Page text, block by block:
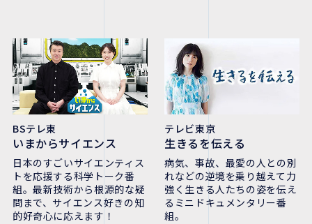
BSテレ東
いまからサイエンス
日本のすごいサイエンティス
トを応援する科学トーク番
組。最新技術から根源的な疑
問まで、サイエンス好きの知
的好奇心に応えます！
テレビ東京
生きるを伝える
病気、事故、最愛の人との別
れなどの逆境を乗り越えて力
強く生きる人たちの姿を伝え
るミニドキュメンタリー番
組。